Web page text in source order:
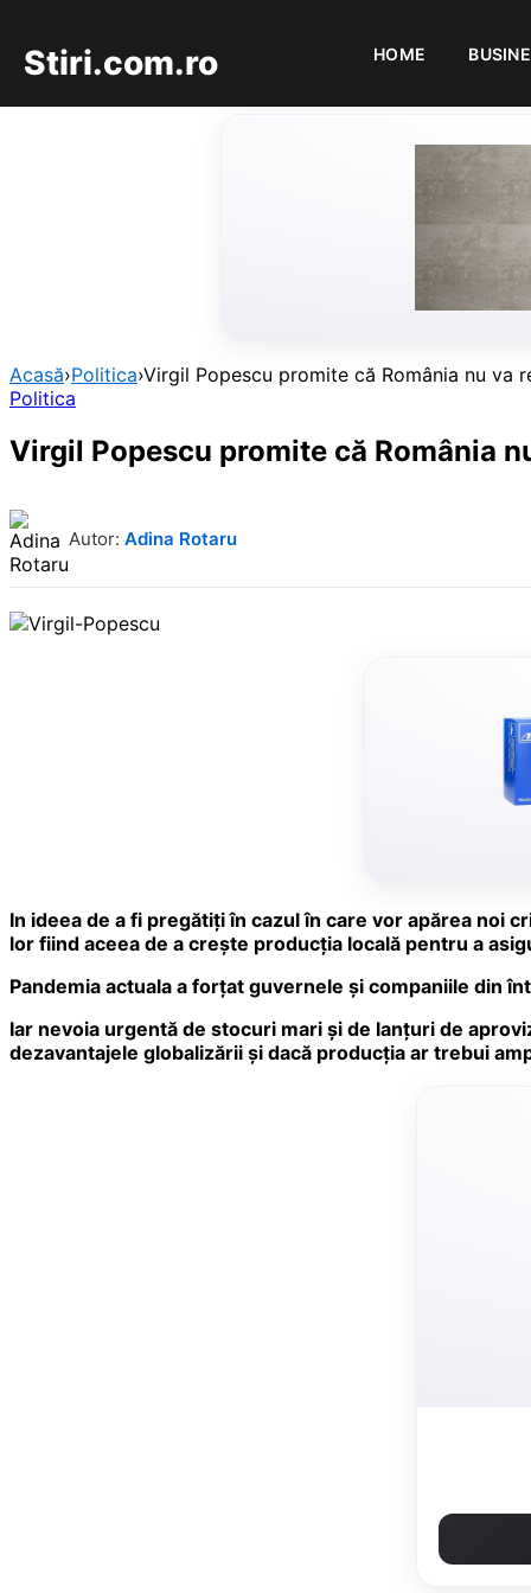
Stiri.com.ro HOME
Acasă›Politica›Virgil Popescu promite că România nu va
Politica
Virgil Popescu promite că România
Autor: Adina Rotaru
In ideea de a fi pregătiţi în cazul în care vor apărea noi
lor fiind aceea de a creşte producţia locală pentru a
Pandemia actuala a forţat guvernele şi companiile din
Iar nevoia urgentă de stocuri mari şi de lanţuri de
dezavantajele globalizării şi dacă producţia ar trebui